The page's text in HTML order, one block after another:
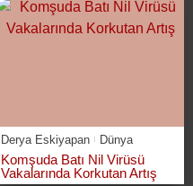
Derya Eskiyapan Dünya
Komşuda Batı Nil Virüsü
Vakalarında Korkutan Artış